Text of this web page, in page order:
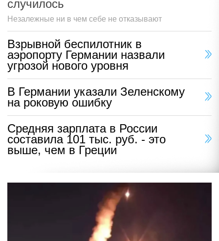
случилось
Незалежные ни в чем себе не отказывают
Взрывной беспилотник в
аэропорту Германии назвали
угрозой нового уровня
В Германии указали Зеленскому
на роковую ошибку
Средняя зарплата в России
составила 101 тыс. руб. - это
выше, чем в Греции